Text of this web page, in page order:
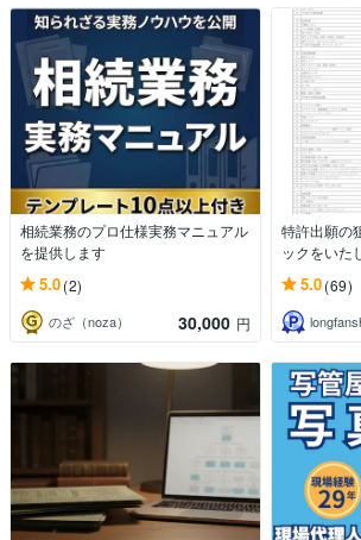
相続業務のプロ仕様実務マニュアル
を提供します
5.0(2)
のざ（noza） 30,000 円
特許出願の
ックをいた
5.0(69)